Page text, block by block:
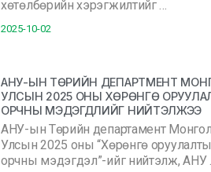
хөтөлбөрийн хэрэгжилтийг …
2025-10-02
АНУ-ЫН ТӨРИЙН ДЕПАРТМЕНТ
УЛСЫН 2025 ОНЫ ХӨРӨНГӨ
ОРЧНЫ МЭДЭГДЛИЙГ НИЙТЭЛЖЭЭ
АНУ-ын Төрийн департамент Монгол
Улсын 2025 оны “Хөрөнгө
орчны мэдэгдэл”-ийг нийтэлж, АНУ